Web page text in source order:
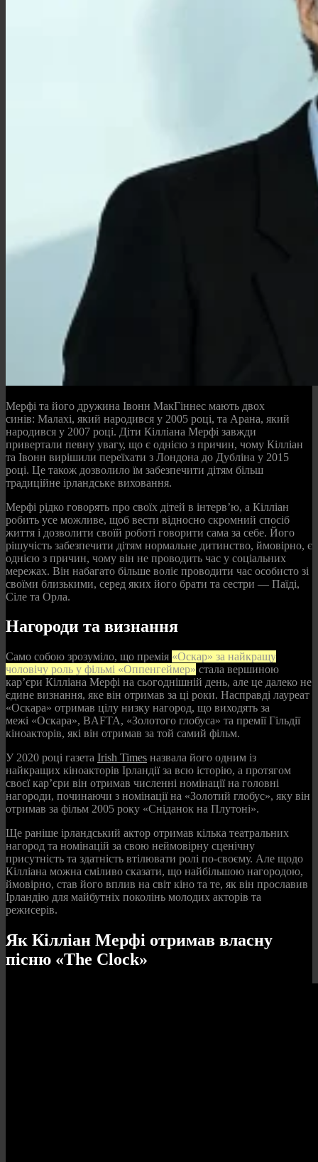
Мерфі та його дружина Івонн МакГіннес мають двох
синів: Малахі, який народився у 2005 році, та Арана, який
народився у 2007 році. Діти Кілліана Мерфі завжди
привертали певну увагу, що є однією з причин, чому Кілліан
та Івонн вирішили переїхати з Лондона до Дубліна у 2015
році. Це також дозволило їм забезпечити дітям більш
традиційне ірландське виховання.
Мерфі рідко говорять про своїх дітей в інтерв’ю, а Кілліан
робить усе можливе, щоб вести відносно скромний спосіб
життя і дозволити своїй роботі говорити сама за себе. Його
рішучість забезпечити дітям нормальне дитинство, ймовірно, є
однією з причин, чому він не проводить час у соціальних
мережах. Він набагато більше воліє проводити час особисто зі
своїми близькими, серед яких його брати та сестри — Паїді,
Сіле та Орла.
Нагороди та визнання
Само собою зрозуміло, що премія «Оскар» за найкращу
чоловічу роль у фільмі «Оппенгеймер» стала вершиною
кар’єри Кілліана Мерфі на сьогоднішній день, але це далеко не
єдине визнання, яке він отримав за ці роки. Насправді лауреат
«Оскара» отримав цілу низку нагород, що виходять за
межі «Оскара», BAFTA, «Золотого глобуса» та премії Гільдії
кіноакторів, які він отримав за той самий фільм.
У 2020 році газета Irish Times назвала його одним із
найкращих кіноакторів Ірландії за всю історію, а протягом
своєї кар’єри він отримав численні номінації на головні
нагороди, починаючи з номінації на «Золотий глобус», яку він
отримав за фільм 2005 року «Сніданок на Плутоні».
Ще раніше ірландський актор отримав кілька театральних
нагород та номінацій за свою неймовірну сценічну
присутність та здатність втілювати ролі по-своєму. Але щодо
Кілліана можна сміливо сказати, що найбільшою нагородою,
ймовірно, став його вплив на світ кіно та те, як він прославив
Ірландію для майбутніх поколінь молодих акторів та
режисерів.
Як Кілліан Мерфі отримав власну
пісню «The Clock»